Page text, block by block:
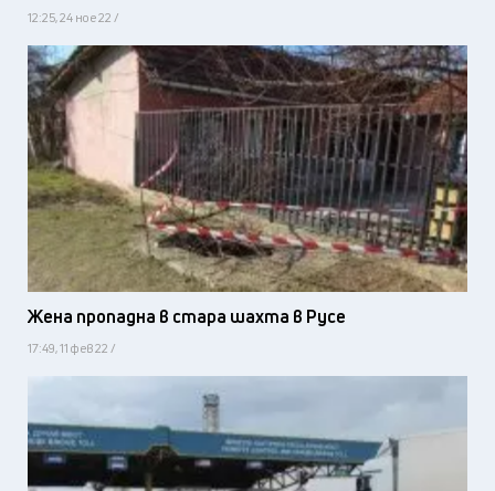
12:25, 24 ное 22 /
Жена пропадна в стара шахта в Русе
17:49, 11 фев 22 /